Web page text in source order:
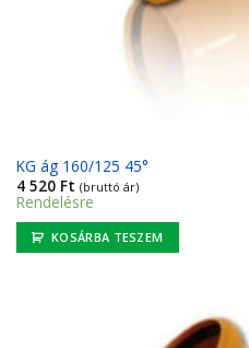
KG ág 160/125 45°
4 520 Ft (bruttó ár)
Rendelésre
KOSÁRBA TESZEM